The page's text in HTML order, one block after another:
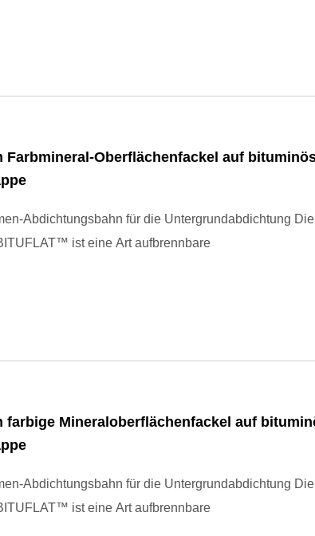
Farbmineral-Oberflächenfackel auf
Abdichtungsbahn für die Untergrundabdichtung Die
ist eine Art aufbrennbare
farbige Mineraloberflächenfackel auf
Abdichtungsbahn für die Untergrundabdichtung Die
ist eine Art aufbrennbare